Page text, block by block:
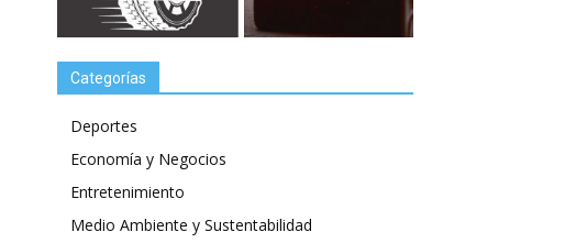
Categorías
Deportes
Economía y Negocios
Entretenimiento
Medio Ambiente y Sustentabilidad